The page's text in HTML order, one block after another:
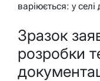
варіюється: у
Зразок
розробки